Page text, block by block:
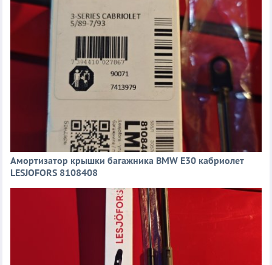
Амортизатор крышки багажника BMW E30 кабриолет
LESJOFORS 8108408